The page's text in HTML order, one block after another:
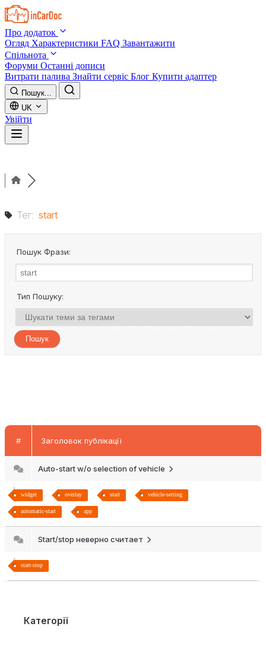
Skip to main content
Про додаток
Огляд Характеристики FAQ Завантажити
Спільнота
Форуми Останні дописи
Витрати палива Знайти сервіс Блог Купити адаптер
Пошук...
UK
Увійти
Тег: start
Пошук Фрази:
Тип Пошуку:
# Заголовок публікації
Auto-start w/o selection of vehicle
widget overlay start vehicle-setting
automatic-start app
Start/stop неверно считает
start-stop
Категорії